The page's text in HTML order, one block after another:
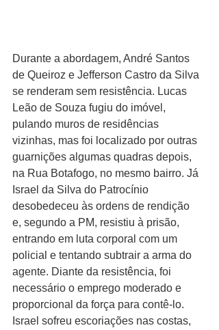
Durante a abordagem, André Santos
de Queiroz e Jefferson Castro da Silva
se renderam sem resistência. Lucas
Leão de Souza fugiu do imóvel,
pulando muros de residências
vizinhas, mas foi localizado por outras
guarnições algumas quadras depois,
na Rua Botafogo, no mesmo bairro. Já
Israel da Silva do Patrocínio
desobedeceu às ordens de rendição
e, segundo a PM, resistiu à prisão,
entrando em luta corporal com um
policial e tentando subtrair a arma do
agente. Diante da resistência, foi
necessário o emprego moderado e
proporcional da força para contê-lo.
Israel sofreu escoriações nas costas,